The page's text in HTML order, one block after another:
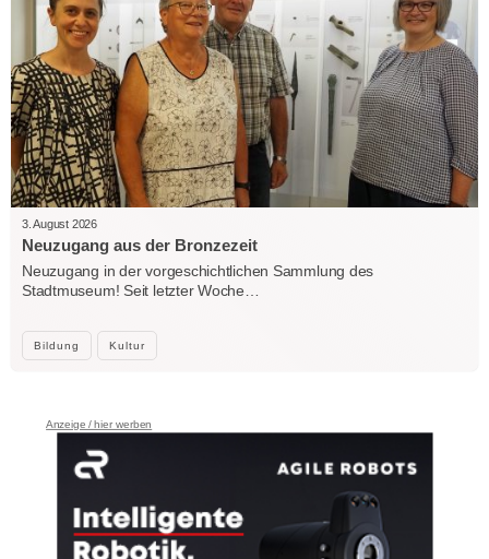
Bildung Kultur
3. August 2026
Neuzugang aus der Bronzezeit
Neuzugang in der vorgeschichtlichen Sammlung des
Stadtmuseum! Seit letzter Woche…
Anzeige / hier werben